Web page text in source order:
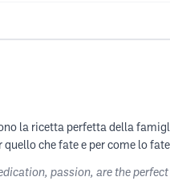
la ricetta perfetta della
quello che fate e per come lo
passion, are the